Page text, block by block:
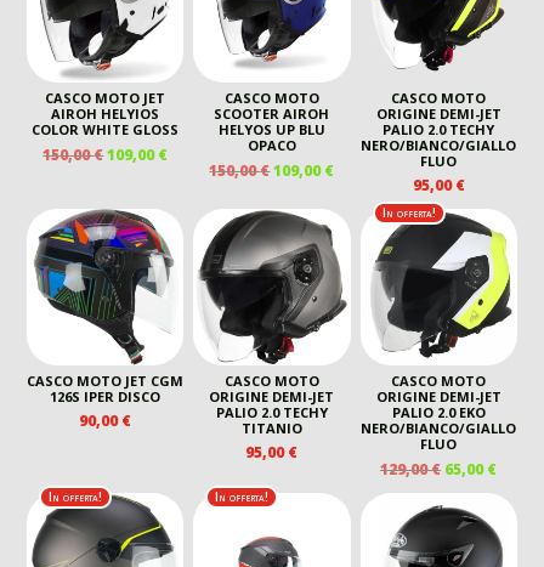
CASCO MOTO JET
AIROH HELYIOS
COLOR WHITE GLOSS
150,00€IL
ERA:
150,00 €.
109,00€IL
PREZZO
È:
109,00 €.
CASCO MOTO
SCOOTER AIROH
HELYOS UP BLU
OPACO
150,00€IL
ORIGINALE
ERA:
150,00 €.
109,00€IL
ATTUALE
109,00 €.
CASCO MOTO
ORIGINE DEMI-JET
PALIO 2.0 TECHY
NERO/BIANCO/GIALLO
FLUO
95,00€
CASCO MOTO JET CGM
126S IPER DISCO
90,00€
CASCO MOTO
ORIGINE DEMI-JET
PALIO 2.0 TECHY
TITANIO
95,00€
In offerta!
CASCO MOTO
ORIGINE DEMI-JET
PALIO 2.0 EKO
NERO/BIANCO/GIALLO
FLUO
129,00€ IL
PREZZO
ORIGINALE
ERA:
129,00 €.
65,00€IL
È:
65,00
In offerta! In offerta!